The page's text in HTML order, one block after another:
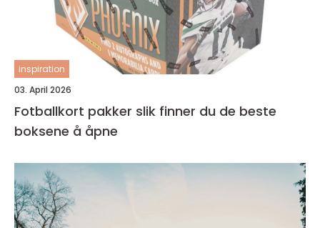
inspiration
03. April 2026
Fotballkort pakker slik finner du de beste
boksene å åpne